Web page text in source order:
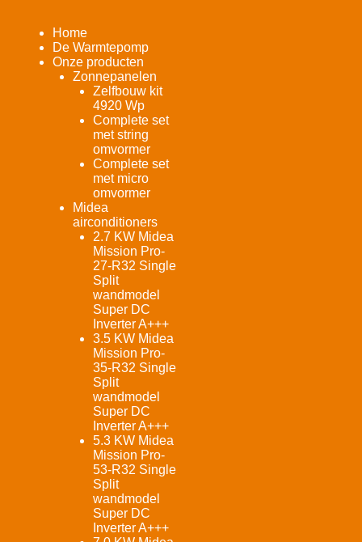
Home
De Warmtepomp
Onze producten
Zonnepanelen
Zelfbouw kit
4920 Wp
Complete set
met string
omvormer
Complete set
met micro
omvormer
Midea
airconditioners
2.7 KW Midea
Mission Pro-
27-R32 Single
Split
wandmodel
Super DC
Inverter A+++
3.5 KW Midea
Mission Pro-
35-R32 Single
Split
wandmodel
Super DC
Inverter A+++
5.3 KW Midea
Mission Pro-
53-R32 Single
Split
wandmodel
Super DC
Inverter A+++